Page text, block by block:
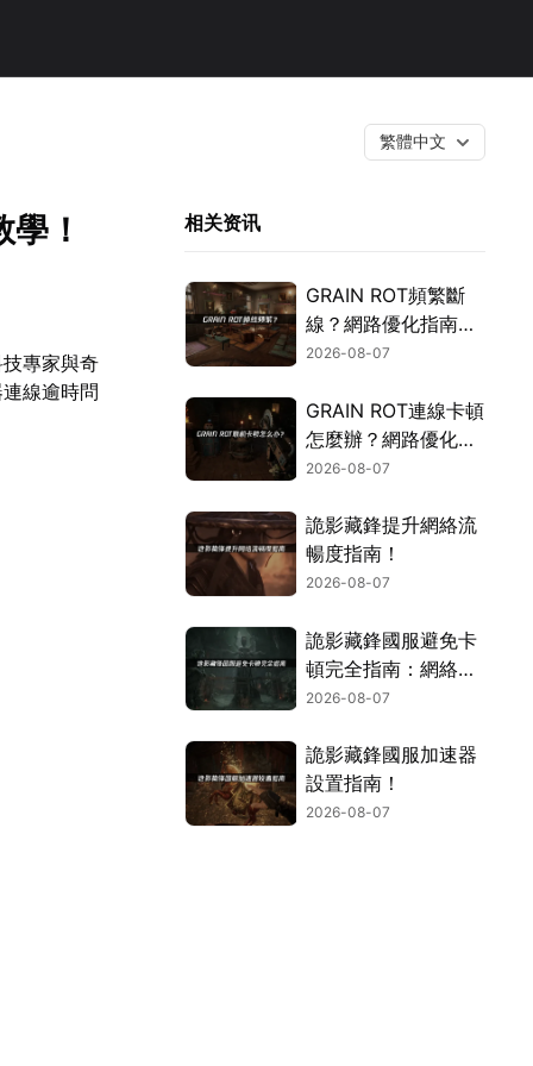
繁體中文
！
專家與奇
線逾時問
相关资讯
GRAIN ROT頻繁斷
線？網路優化指南一
次搞定！
2026-08-07
GRAIN ROT連線卡頓
怎麼辦？網路優化這
樣解決！
2026-08-07
詭影藏鋒提升網絡流
暢度指南！
2026-08-07
詭影藏鋒國服避免卡
頓完全指南：網絡優
化與解決技巧！
2026-08-07
詭影藏鋒國服加速器
設置指南！
2026-08-07